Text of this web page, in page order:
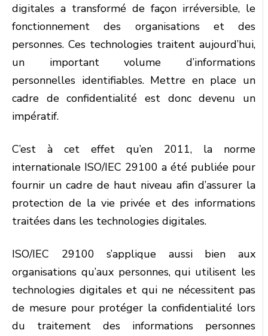
digitales a transformé de façon irréversible, le
fonctionnement des organisations et des
personnes. Ces technologies traitent aujourd’hui,
un important volume d’informations
personnelles identifiables. Mettre en place un
cadre de confidentialité est donc devenu un
impératif.
C’est à cet effet qu’en 2011, la norme
internationale ISO/IEC 29100 a été publiée pour
fournir un cadre de haut niveau afin d’assurer la
protection de la vie privée et des informations
traitées dans les technologies digitales.
ISO/IEC 29100 s’applique aussi bien aux
organisations qu’aux personnes, qui utilisent les
technologies digitales et qui ne nécessitent pas
de mesure pour protéger la confidentialité lors
du traitement des informations personnes